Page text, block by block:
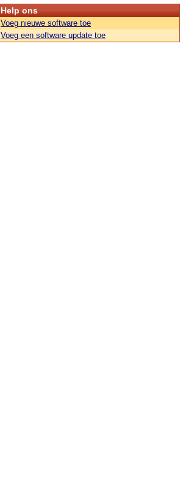
Help ons
Voeg nieuwe software toe
Voeg een software update toe